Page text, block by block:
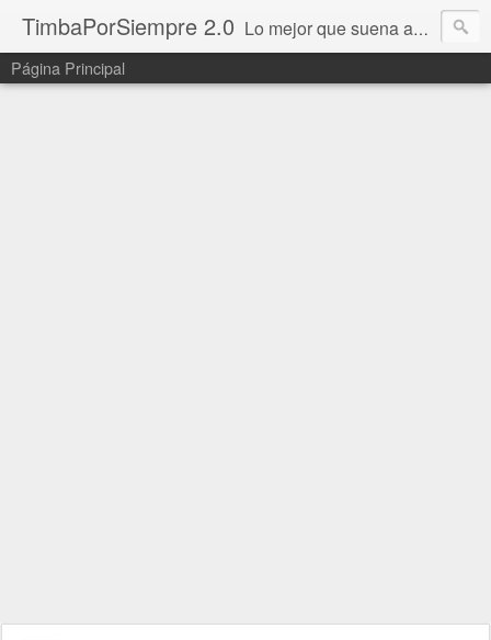
TimbaPorSiempre 2.0 Lo mejor que suena ahora!!!
Página Principal